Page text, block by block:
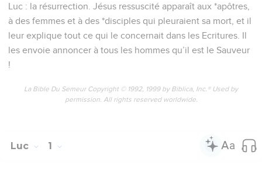
Luc : la résurrection. Jésus ressuscité apparaît aux *apôtres,
à des femmes et à des *disciples qui pleuraient sa mort, et il
leur explique tout ce qui le concernait dans les Ecritures. Il
les envoie annoncer à tous les hommes qu’il est le Sauveur
!
La Bible Du Semeur Copyright © 1992, 1999 by Biblica, Inc.® Used by
permission. All rights reserved worldwide.
Luc 1